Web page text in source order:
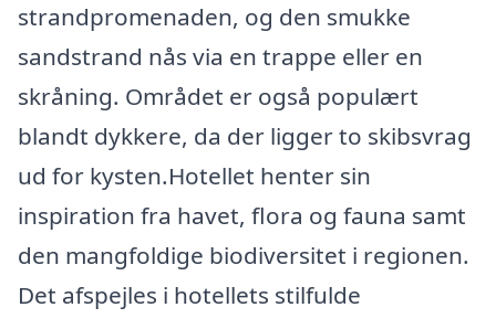
strandpromenaden, og den smukke
sandstrand nås via en trappe eller en
skråning. Området er også populært
blandt dykkere, da der ligger to skibsvrag
ud for kysten.Hotellet henter sin
inspiration fra havet, flora og fauna samt
den mangfoldige biodiversitet i regionen.
Det afspejles i hotellets stilfulde